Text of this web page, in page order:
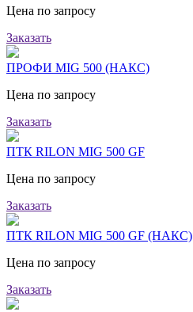
Цена по запросу
Заказать
ПРОФИ MIG 500 (НАКС)
Цена по запросу
Заказать
ПТК RILON MIG 500 GF
Цена по запросу
Заказать
ПТК RILON MIG 500 GF (НАКС)
Цена по запросу
Заказать